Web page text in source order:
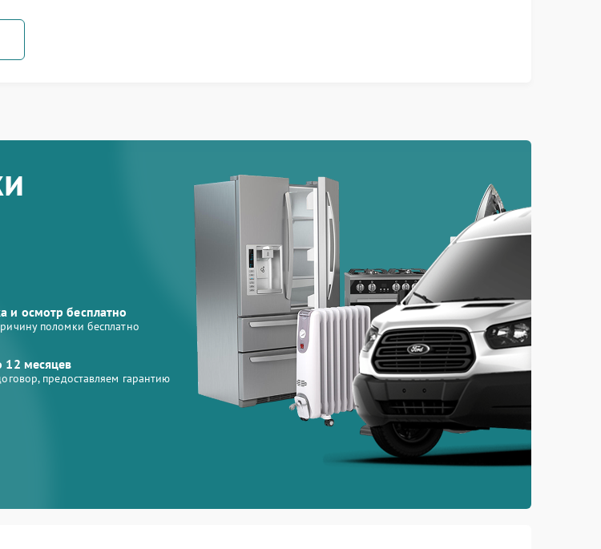
и осмотр бесплатно
поломки бесплатно
12 месяцев
предоставляем гарантию